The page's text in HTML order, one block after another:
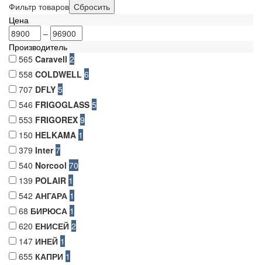
Фильтр товаров
Цена
–
Производитель
565 Caravell 2
558 COLDWELL 6
707 DFLY 5
546 FRIGOGLASS 5
553 FRIGOREX 9
150 HELKAMA 1
379 Inter 7
540 Norcool 70
139 POLAIR 1
542 АНГАРА 1
68 БИРЮСА 1
620 ЕНИСЕЙ 2
147 ИНЕЙ 1
655 КАПРИ 1